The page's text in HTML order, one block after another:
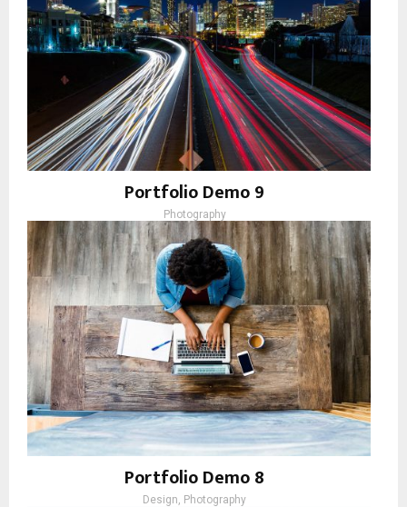
Portfolio Demo 9
Photography
Portfolio Demo 8
Design, Photography